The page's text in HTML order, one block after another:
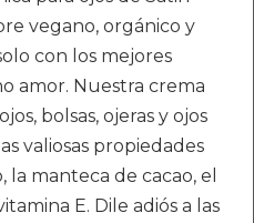
vegano, orgánico y
con los mejores
amor. Nuestra crema
bolsas, ojeras y ojos
valiosas propiedades
manteca de cacao, el
E. Dile adiós a las